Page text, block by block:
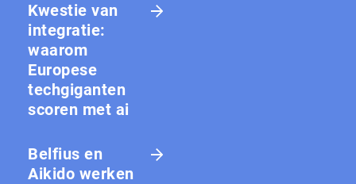
Kwestie van
integratie:
waarom
Europese
techgiganten
scoren met ai
Belfius en
Aikido werken